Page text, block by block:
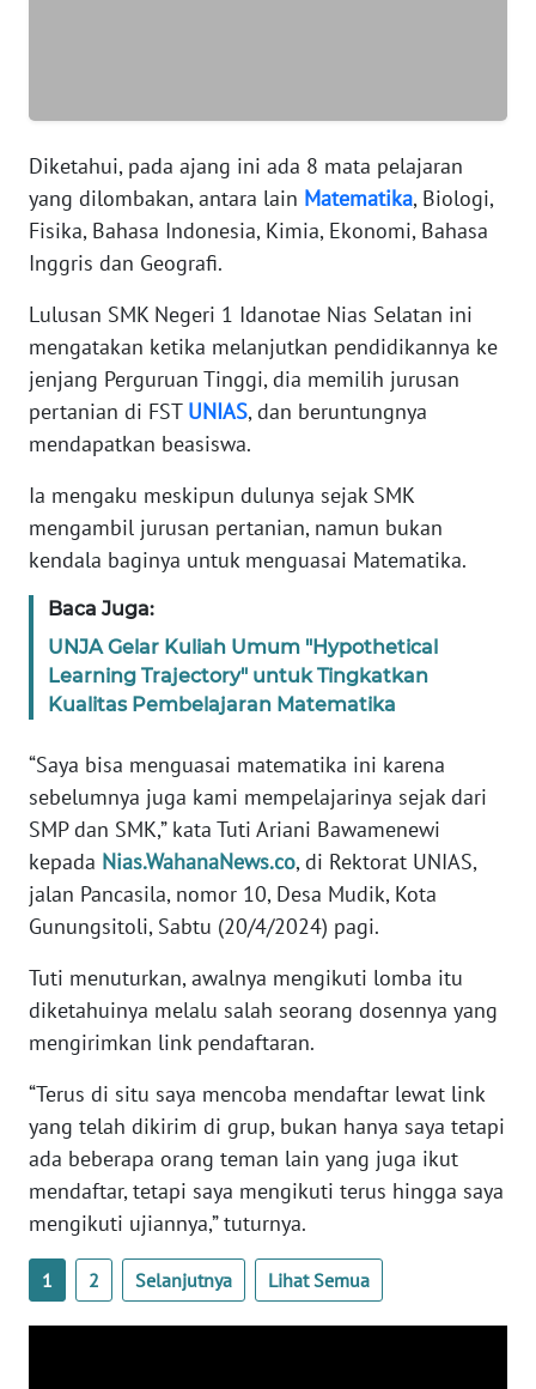
Diketahui, pada ajang ini ada 8 mata pelajaran
yang dilombakan, antara lain Matematika, Biologi,
Fisika, Bahasa Indonesia, Kimia, Ekonomi, Bahasa
Inggris dan Geografi.
Lulusan SMK Negeri 1 Idanotae Nias Selatan ini
mengatakan ketika melanjutkan pendidikannya ke
jenjang Perguruan Tinggi, dia memilih jurusan
pertanian di FST UNIAS, dan beruntungnya
mendapatkan beasiswa.
Ia mengaku meskipun dulunya sejak SMK
mengambil jurusan pertanian, namun bukan
kendala baginya untuk menguasai Matematika.
Baca Juga:
UNJA Gelar Kuliah Umum "Hypothetical
Learning Trajectory" untuk Tingkatkan
Kualitas Pembelajaran Matematika
“Saya bisa menguasai matematika ini karena
sebelumnya juga kami mempelajarinya sejak dari
SMP dan SMK,” kata Tuti Ariani Bawamenewi
kepada Nias.WahanaNews.co, di Rektorat UNIAS,
jalan Pancasila, nomor 10, Desa Mudik, Kota
Gunungsitoli, Sabtu (20/4/2024) pagi.
Tuti menuturkan, awalnya mengikuti lomba itu
diketahuinya melalu salah seorang dosennya yang
mengirimkan link pendaftaran.
“Terus di situ saya mencoba mendaftar lewat link
yang telah dikirim di grup, bukan hanya saya tetapi
ada beberapa orang teman lain yang juga ikut
mendaftar, tetapi saya mengikuti terus hingga saya
mengikuti ujiannya,” tuturnya.
1 2 Selanjutnya Lihat Semua
WN
WN
KEPRI
PAPUA
WN
PAPUA
BARAT
WN
RIAU
SERAMBI
WN
JAMBI
WN
SULTRA
NTB
WN
SULTENG
SULBAR
WN
BABEL
WN
SUMBAR
WN